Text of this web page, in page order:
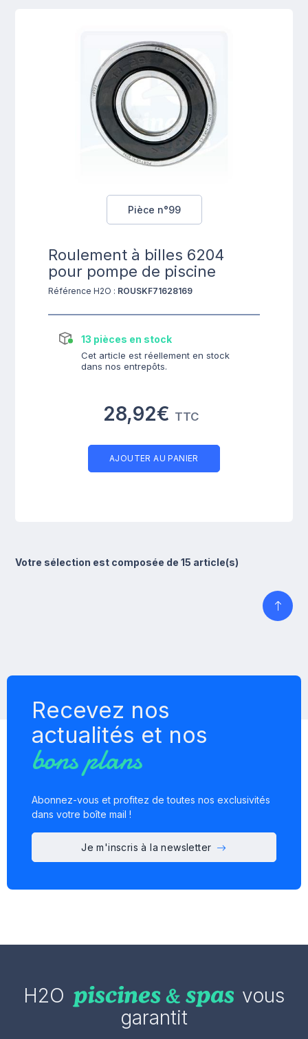
Pièce n°99
Roulement à billes 6204
pour pompe de piscine
Référence H2O : ROUSKF71628169
13 pièces en stock
Cet article est réellement en stock
dans nos entrepôts.
28,92€ TTC
AJOUTER AU PANIER
Votre sélection est composée de 15 article(s)
Recevez nos
actualités et nos
bons plans
Abonnez-vous et profitez de toutes nos exclusivités
dans votre boîte mail !
Je m'inscris à la newsletter
H2O
vous
garantit